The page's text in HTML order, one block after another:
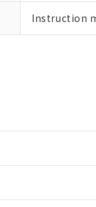
Instruction